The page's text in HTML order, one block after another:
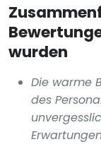
wurden
Die warme
des